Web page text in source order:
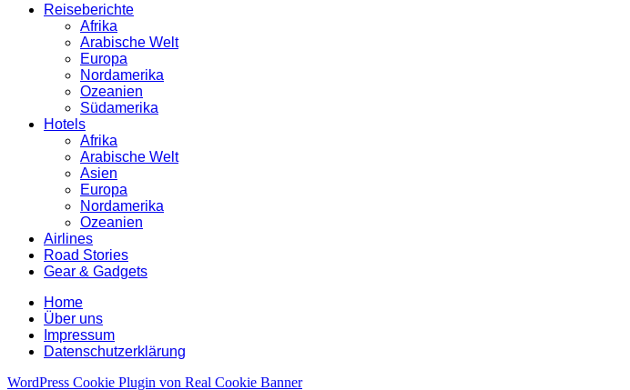
Reiseberichte
Afrika
Arabische Welt
Europa
Nordamerika
Ozeanien
Südamerika
Hotels
Afrika
Arabische Welt
Asien
Europa
Nordamerika
Ozeanien
Airlines
Road Stories
Gear & Gadgets
Home
Über uns
Impressum
Datenschutzerklärung
WordPress Cookie Plugin von Real Cookie Banner